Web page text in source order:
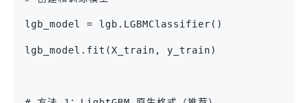
lgb_model = lgb.LGBMClassifier()
lgb_model.fit(X_train, y_train)